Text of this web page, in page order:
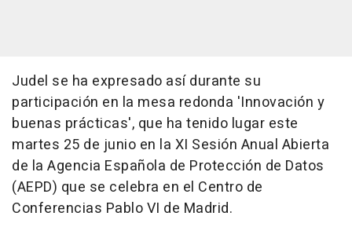
Judel se ha expresado así durante su
participación en la mesa redonda 'Innovación y
buenas prácticas', que ha tenido lugar este
martes 25 de junio en la XI Sesión Anual Abierta
de la Agencia Española de Protección de Datos
(AEPD) que se celebra en el Centro de
Conferencias Pablo VI de Madrid.